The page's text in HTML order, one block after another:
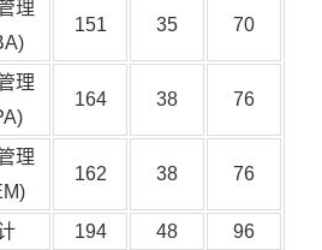
理
151 35 70
理
164 38 76
理
162 38 76
194 48 96